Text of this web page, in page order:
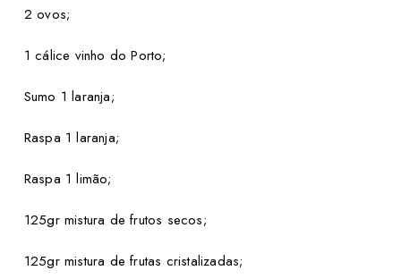
2 ovos;
1 cálice vinho do Porto;
Sumo 1 laranja;
Raspa 1 laranja;
Raspa 1 limão;
125gr mistura de frutos secos;
125gr mistura de frutas cristalizadas;